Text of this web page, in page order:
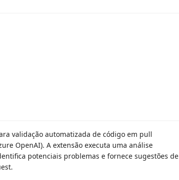
validação automatizada de código em pull
OpenAI). A extensão executa uma análise
potenciais problemas e fornece sugestões de